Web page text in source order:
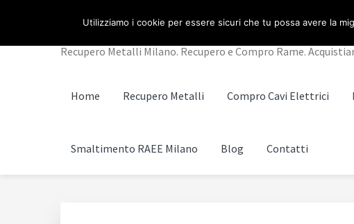
navigazione
contenuto
piè
RECUPERO METALLI
Recupero Metalli Milano. Recupero e Compro Rame.
Home Recupero Metalli Compro Cavi Elettrici
Smaltimento RAEE Milano Blog Contatti
Utilizziamo i cookie per essere sicuri che tu possa avere la